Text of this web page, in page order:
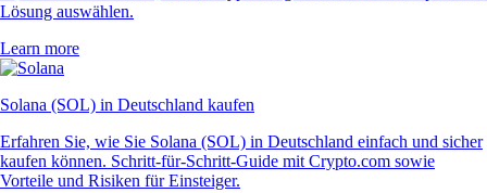
Lösung auswählen.
Learn more
Solana (SOL) in Deutschland kaufen
Erfahren Sie, wie Sie Solana (SOL) in Deutschland einfach und sicher
kaufen können. Schritt-für-Schritt-Guide mit Crypto.com sowie
Vorteile und Risiken für Einsteiger.